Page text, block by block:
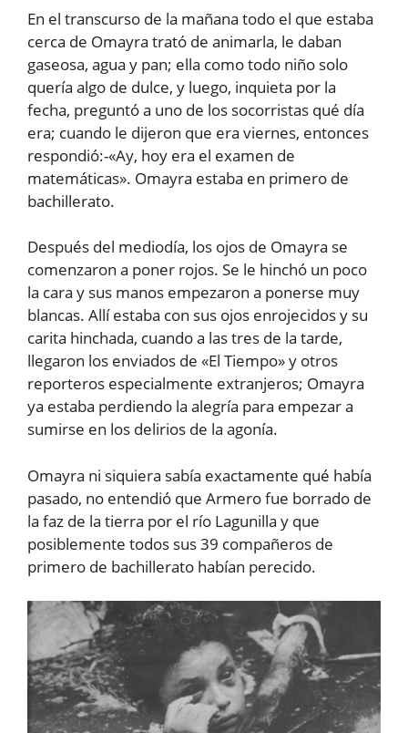
En el transcurso de la mañana todo el que estaba
cerca de Omayra trató de animarla, le daban
gaseosa, agua y pan; ella como todo niño solo
quería algo de dulce, y luego, inquieta por la
fecha, preguntó a uno de los socorristas qué día
era; cuando le dijeron que era viernes, entonces
respondió:-«Ay, hoy era el examen de
matemáticas». Omayra estaba en primero de
bachillerato.
Después del mediodía, los ojos de Omayra se
comenzaron a poner rojos. Se le hinchó un poco
la cara y sus manos empezaron a ponerse muy
blancas. Allí estaba con sus ojos enrojecidos y su
carita hinchada, cuando a las tres de la tarde,
llegaron los enviados de «El Tiempo» y otros
reporteros especialmente extranjeros; Omayra
ya estaba perdiendo la alegría para empezar a
sumirse en los delirios de la agonía.
Omayra ni siquiera sabía exactamente qué había
pasado, no entendió que Armero fue borrado de
la faz de la tierra por el río Lagunilla y que
posiblemente todos sus 39 compañeros de
primero de bachillerato habían perecido.